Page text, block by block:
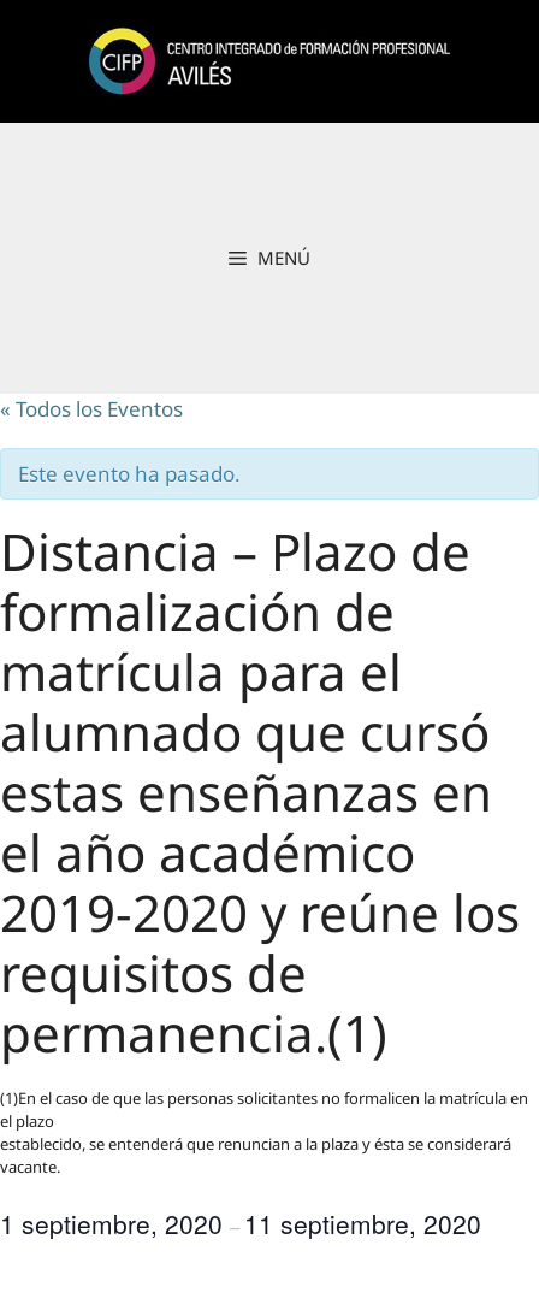
contenido
MENÚ
« Todos los Eventos
Este evento ha pasado.
Distancia – Plazo de
formalización de
matrícula para el
alumnado que cursó
estas enseñanzas en
el año académico
2019-2020 y reúne los
requisitos de
permanencia.(1)
(1)En el caso de que las personas solicitantes no formalicen la matrícula en
el plazo
establecido, se entenderá que renuncian a la plaza y ésta se considerará
vacante.
1 septiembre, 2020 – 11 septiembre, 2020